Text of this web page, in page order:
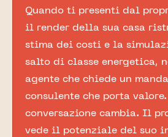
Quando ti presenti dal
il render della sua casa
stima dei costi e la
salto di classe energetica,
agente che chiede un
consulente che porta valore.
conversazione cambia. Il
vede il potenziale del suo